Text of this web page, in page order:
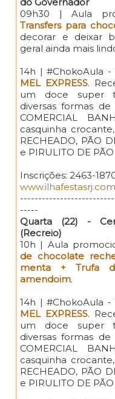
09h30 | Aula
Transfers para
decorar e deixar
geral ainda mais
14h | #ChokoAula -
MEL EXPRESS.
um doce super
diversas formas de
COMERCIAL
casquinha
RECHEADO, PÃO
e PIRULITO DE
Inscrições: 2463-
-----
Quarta (22) -
(Recreio)
10h | Aula
de chocolate
menta + Trufa
amendoim.
14h | #ChokoAula -
MEL EXPRESS.
um doce super
diversas formas de
COMERCIAL
casquinha
RECHEADO, PÃO
e PIRULITO DE